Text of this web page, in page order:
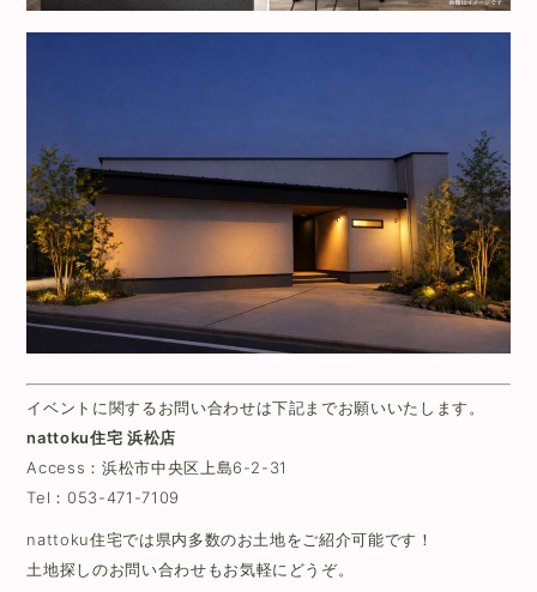
イベントに関するお問い合わせは下記までお願いいたします。
nattoku住宅 浜松店
Access： 浜松市中央区上島6-2-31
Tel：053-471-7109
nattoku住宅では県内多数のお土地をご紹介可能です！
土地探しのお問い合わせもお気軽にどうぞ。